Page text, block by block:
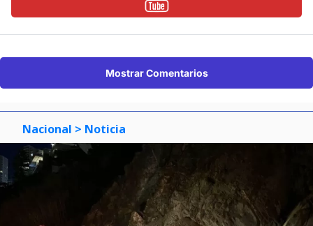
Mostrar Comentarios
Nacional > Noticia